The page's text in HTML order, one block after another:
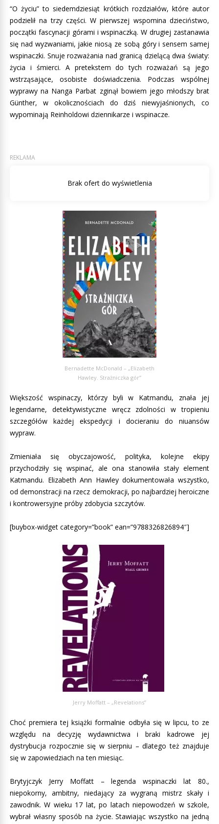
“O życiu” to siedemdziesiąt krótkich rozdziałów, które autor
podzielił na trzy części. W pierwszej wspomina dzieciństwo,
początki fascynacji górami i wspinaczką. W drugiej zastanawia
się nad wyzwaniami, jakie niosą ze sobą góry i sensem samej
wspinaczki. Snuje rozważania nad granicą dzielącą dwa światy:
życia i śmierci. A pretekstem do tych rozważań są jego
wstrząsające, osobiste doświadczenia. Podczas wspólnej
wyprawy na Nanga Parbat zginął bowiem jego młodszy brat
Günther, w okolicznościach do dziś niewyjaśnionych, co
wypominają Reinholdowi dziennikarze i wspinacze.
Bernadette McDonald – „Elizabeth
Hawley. Strażniczka gór”
Większość wspinaczy, którzy byli w Katmandu, znała jej
legendarne, detektywistyczne wręcz zdolności w tropieniu
szczegółów każdej ekspedycji i docieraniu do niuansów
wypraw.
Zmieniała się obyczajowość, polityka, kolejne ekipy
przychodziły się wspinać, ale ona stanowiła stały element
Katmandu. Elizabeth Ann Hawley dokumentowała wszystko,
od demonstracji na rzecz demokracji, po najbardziej heroiczne
i kontrowersyjne próby zdobycia szczytów.
[buybox-widget category=”book” ean=”9788326826894″]
Jerry Moffatt – „Revelations”
Choć premiera tej książki formalnie odbyła się w lipcu, to ze
względu na decyzję wydawnictwa i braki kadrowe jej
dystrybucja rozpocznie się w sierpniu – dlatego też znajduje
się w zapowiedziach na ten miesiąc.
Brytyjczyk Jerry Moffatt – legenda wspinaczki lat 80.,
niepokorny, ambitny, niedający za wygraną mistrz skały i
zawodnik. W wieku 17 lat, po latach niepowodzeń w szkole,
wybrał własny sposób na życie. Stawiając wszystko na jedną